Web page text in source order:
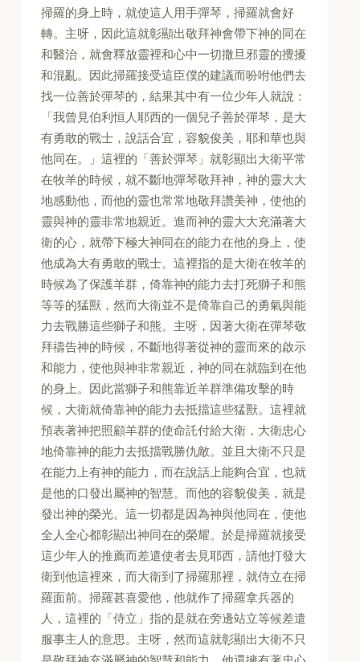
掃羅的身上時，就使這人用手彈琴，掃羅就會好
轉。主呀，因此這就彰顯出敬拜神會帶下神的同在
和醫治，就會釋放靈裡和心中一切撒旦邪靈的攪擾
和混亂。因此掃羅接受這臣僕的建議而吩咐他們去
找一位善於彈琴的，結果其中有一位少年人就說：
「我曾見伯利恒人耶西的一個兒子善於彈琴，是大
有勇敢的戰士，說話合宜，容貌俊美，耶和華也與
他同在。」這裡的「善於彈琴」就彰顯出大衛平常
在牧羊的時候，就不斷地彈琴敬拜神，神的靈大大
地感動他，而他的靈也常常地敬拜讚美神，使他的
靈與神的靈非常地親近。進而神的靈大大充滿著大
衛的心，就帶下極大神同在的能力在他的身上，使
他成為大有勇敢的戰士。這裡指的是大衛在牧羊的
時候為了保護羊群，倚靠神的能力去打死獅子和熊
等等的猛獸，然而大衛並不是倚靠自己的勇氣與能
力去戰勝這些獅子和熊。主呀，因著大衛在彈琴敬
拜禱告神的時候，不斷地得著從神的靈而來的啟示
和能力，使他與神非常親近，神的同在就臨到在他
的身上。因此當獅子和熊靠近羊群準備攻擊的時
候，大衛就倚靠神的能力去抵擋這些猛獸。這裡就
預表著神把照顧羊群的使命託付給大衛，大衛忠心
地倚靠神的能力去抵擋戰勝仇敵。並且大衛不只是
在能力上有神的能力，而在說話上能夠合宜，也就
是他的口發出屬神的智慧。而他的容貌俊美，就是
發出神的榮光。這一切都是因為神與他同在，使他
全人全心都彰顯出神同在的榮耀。於是掃羅就接受
這少年人的推薦而差遣使者去見耶西，請他打發大
衛到他這裡來，而大衛到了掃羅那裡，就侍立在掃
羅面前。掃羅甚喜愛他，他就作了掃羅拿兵器的
人，這裡的「侍立」指的是就在旁邊站立等候差遣
服事主人的意思。主呀，然而這就彰顯出大衛不只